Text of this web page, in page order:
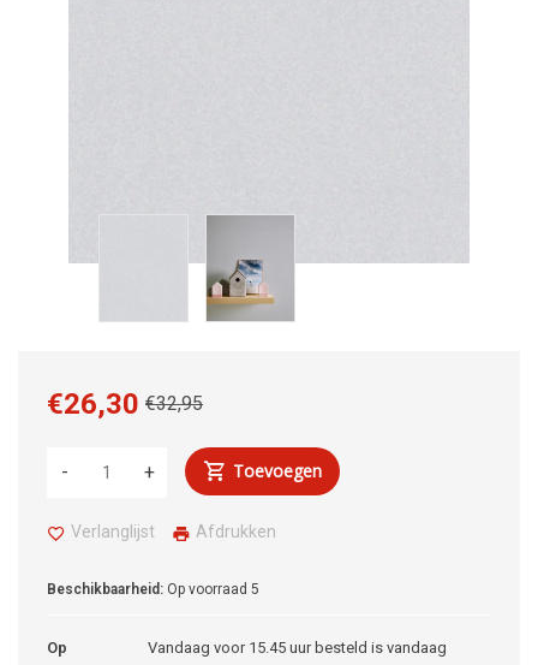
€32,95
€26,30
+
- Toevoegen
Verlanglijst Afdrukken
Beschikbaarheid: Op voorraad 5
Op
Vandaag voor 15.45 uur besteld is vandaag